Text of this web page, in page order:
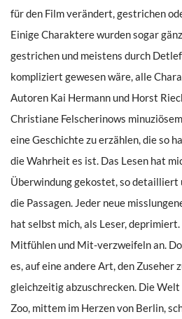
für den Film verändert, gestrichen
Einige Charaktere wurden sogar
gestrichen und meistens durch
kompliziert gewesen wäre, alle
Autoren Kai Hermann und Horst
Christiane Felscherinows
eine Geschichte zu erzählen, die so
die Wahrheit es ist. Das Lesen hat
Überwindung gekostet, so
die Passagen. Jeder neue
hat selbst mich, als Leser,
Mitfühlen und Mit-verzweifeln an.
es, auf eine andere Art, den Zuseher
gleichzeitig abzuschrecken. Die
Zoo, mittem im Herzen von Berlin,